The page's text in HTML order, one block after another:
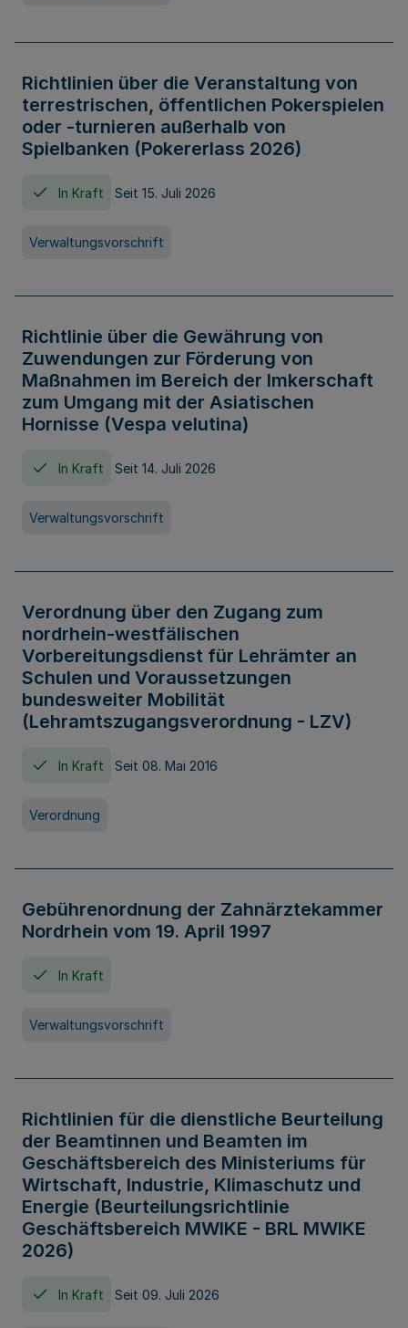
Richtlinien über die Veranstaltung von
terrestrischen, öffentlichen Pokerspielen
oder -turnieren außerhalb von
Spielbanken (Pokererlass 2026)
In Kraft Seit 15. Juli 2026
Verwaltungsvorschrift
Richtlinie über die Gewährung von
Zuwendungen zur Förderung von
Maßnahmen im Bereich der Imkerschaft
zum Umgang mit der Asiatischen
Hornisse (Vespa velutina)
In Kraft Seit 14. Juli 2026
Verwaltungsvorschrift
Verordnung über den Zugang zum
nordrhein-westfälischen
Vorbereitungsdienst für Lehrämter an
Schulen und Voraussetzungen
bundesweiter Mobilität
(Lehramtszugangsverordnung - LZV)
In Kraft Seit 08. Mai 2016
Verordnung
Gebührenordnung der Zahnärztekammer
Nordrhein vom 19. April 1997
In Kraft
Verwaltungsvorschrift
Richtlinien für die dienstliche Beurteilung
der Beamtinnen und Beamten im
Geschäftsbereich des Ministeriums für
Wirtschaft, Industrie, Klimaschutz und
Energie (Beurteilungsrichtlinie
Geschäftsbereich MWIKE - BRL MWIKE
2026)
In Kraft Seit 09. Juli 2026